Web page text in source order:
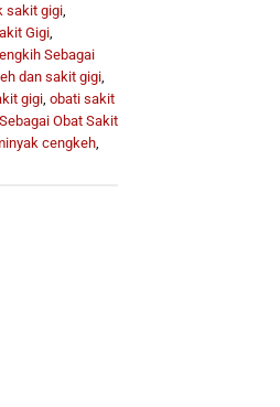
sakit gigi,
Gigi,
Sebagai
dan sakit gigi,
gigi, obati sakit
Obat Sakit
cengkeh,